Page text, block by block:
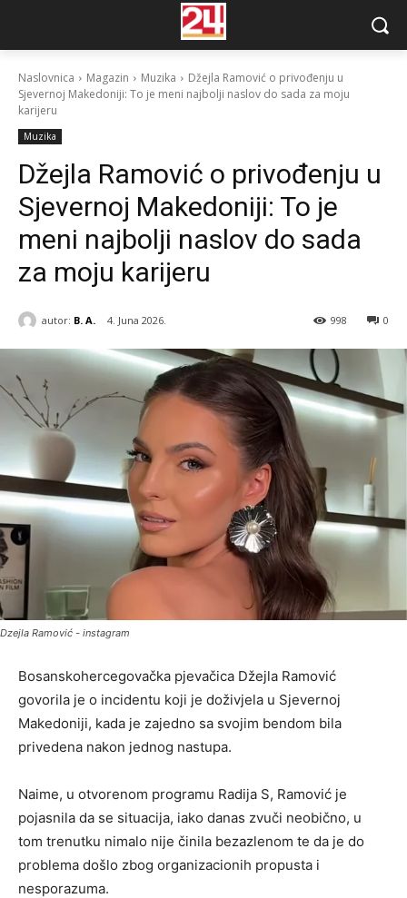
Naslovnica Magazin Muzika
Džejla Ramović o privođenju u
Sjevernoj Makedoniji: To je meni najbolji naslov do sada za moju
karijeru
Muzika
Džejla Ramović o privođenju u
Sjevernoj Makedoniji: To je
meni najbolji naslov do sada
za moju karijeru
autor: B. A. 4. Juna 2026. 0
998
Dzejla Ramović - instagram
Bosanskohercegovačka pjevačica Džejla Ramović
govorila je o incidentu koji je doživjela u Sjevernoj
Makedoniji, kada je zajedno sa svojim bendom bila
privedena nakon jednog nastupa.
Naime, u otvorenom programu Radija S, Ramović je
pojasnila da se situacija, iako danas zvuči neobično, u
tom trenutku nimalo nije činila bezazlenom te da je do
problema došlo zbog organizacionih propusta i
nesporazuma.